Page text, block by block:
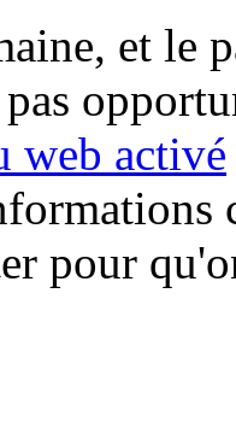
et le
web activé
pour